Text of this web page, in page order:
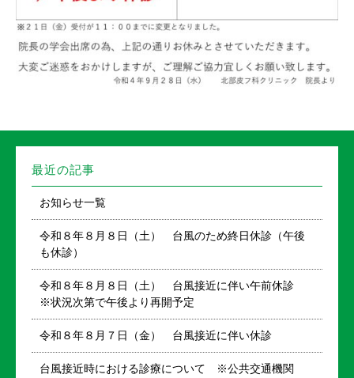
最近の記事
お知らせ一覧
令和８年８月８日（土） 台風のため終日休診（午後
も休診）
令和８年８月８日（土） 台風接近に伴い午前休診
※状況次第で午後より再開予定
令和８年８月７日（金） 台風接近に伴い休診
台風接近時における診療について ※公共交通機関